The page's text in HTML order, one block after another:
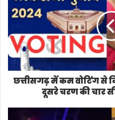
छत्तीसगढ़ में कम वोटिंग से
दूसरे चरण की चार